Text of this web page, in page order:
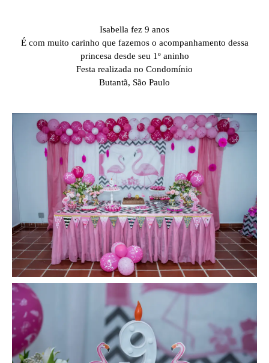
Isabella fez 9 anos
É com muito carinho que fazemos o acompanhamento dessa
princesa desde seu 1º aninho
Festa realizada no Condomínio
Butantã, São Paulo